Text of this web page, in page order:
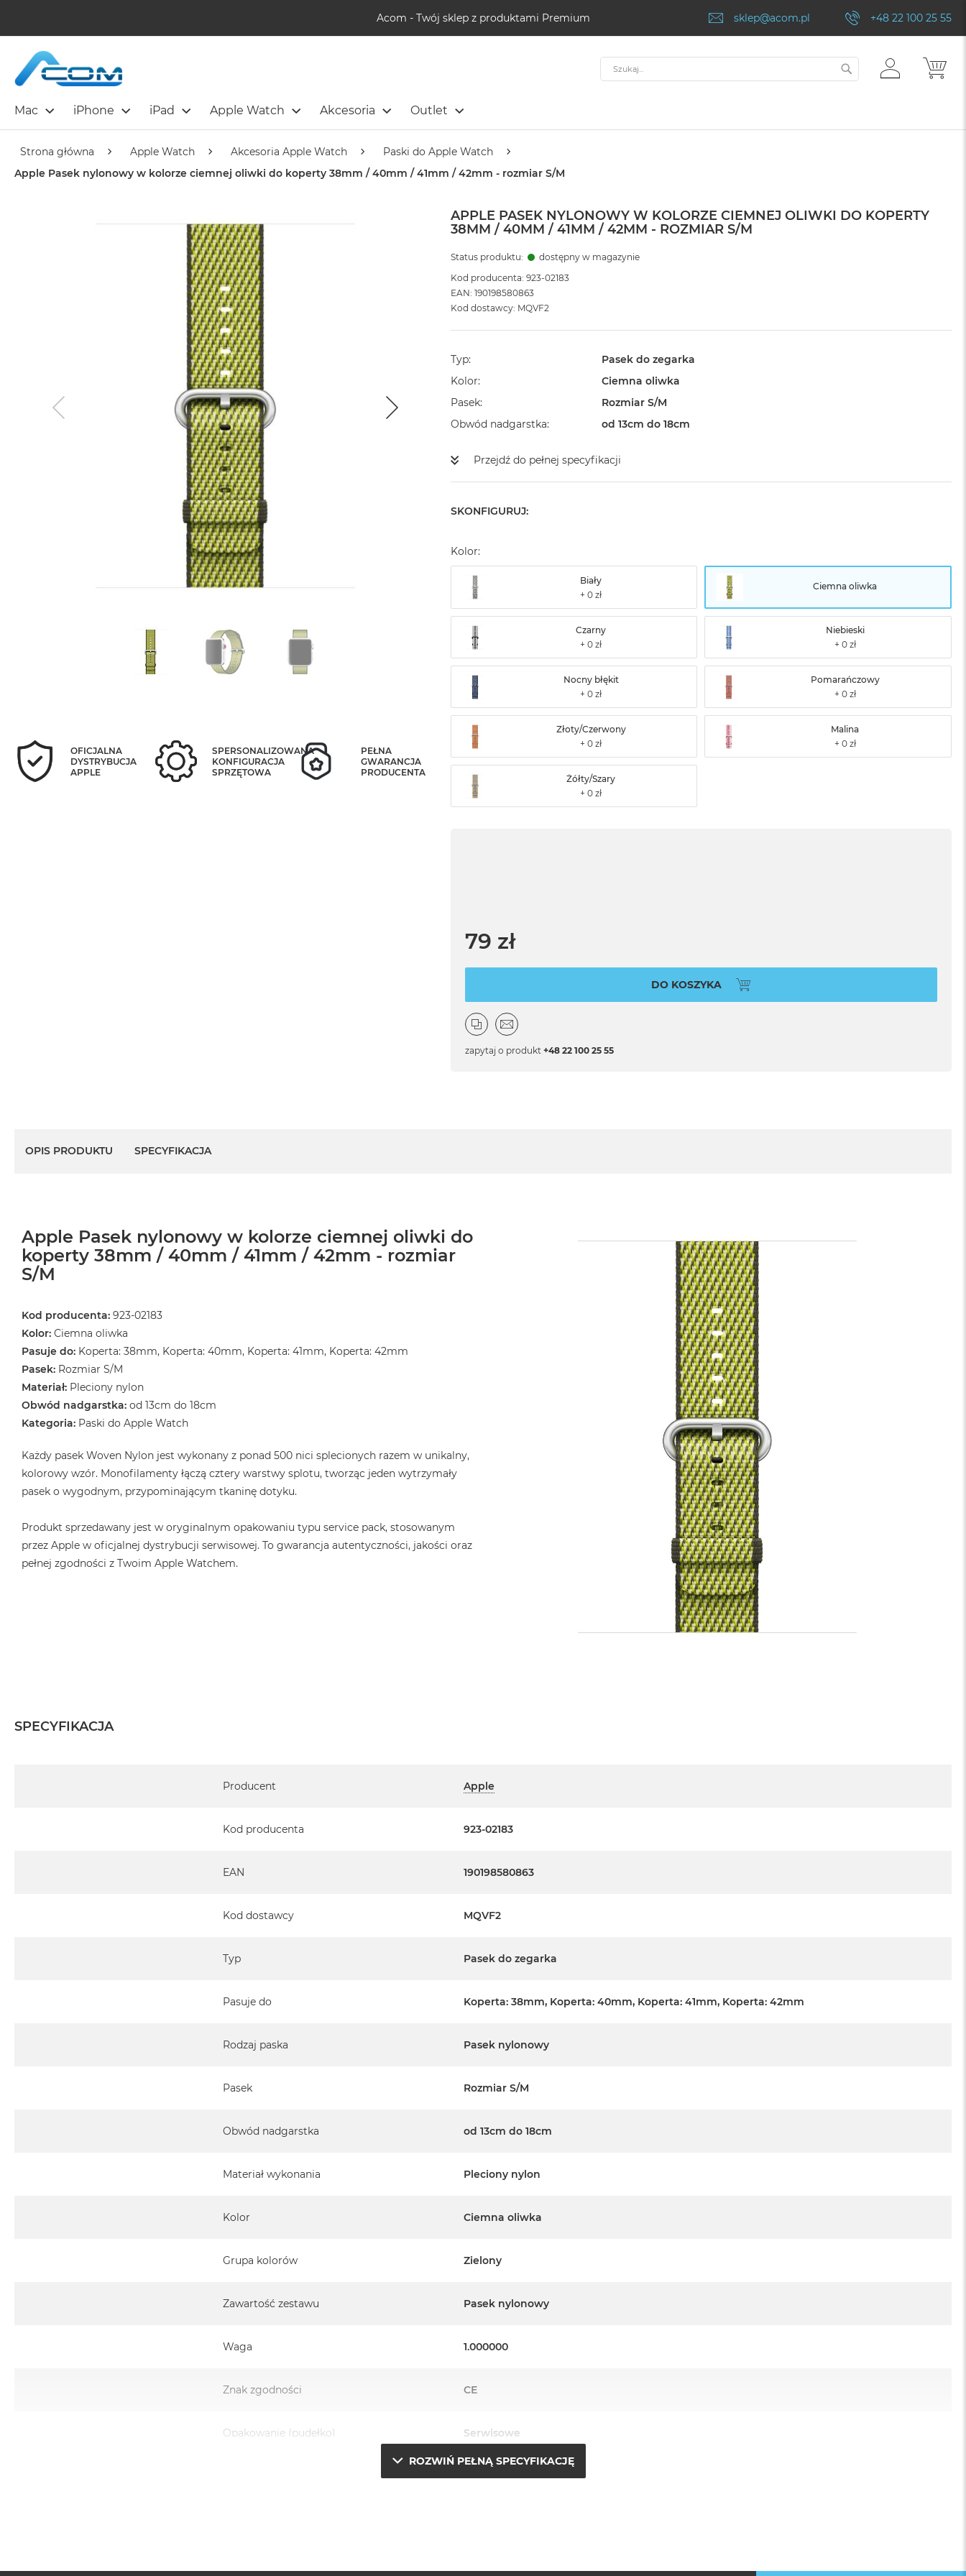
Acom - Twój sklep z produktami Premium sklep@acom.pl +48 22 100 25 55
Mac iPhone iPad Apple Watch Akcesoria Outlet
ZALOGUJ
SIĘ
Szukaj SZUKAJ
Strona główna Apple Watch Akcesoria Apple Watch
Paski do Apple Watch
Apple Pasek nylonowy w kolorze ciemnej oliwki do koperty 38mm / 40mm / 41mm / 42mm - rozmiar S/M
APPLE PASEK NYLONOWY W KOLORZE CIEMNEJ OLIWKI DO KOPERTY
38MM / 40MM / 41MM / 42MM - ROZMIAR S/M
Status produktu:
dostępny w magazynie
Kod producenta: 923-02183
EAN: 190198580863
Kod dostawcy: MQVF2
Typ
Pasek do zegarka
Kolor
Ciemna oliwka
Pasek
Rozmiar S/M
Obwód nadgarstka
od 13cm do 18cm
Przejdź do pełnej specyfikacji
SKONFIGURUJ:
Kolor:
Biały
Ciemna oliwka
Czarny Niebieski
Nocny błękit Pomarańczowy
Złoty/Czerwony Malina
Żółty/Szary
79 zł
DO KOSZYKA
zapytaj o produkt +48 22 100 25 55
OFICJALNA
DYSTRYBUCJA
APPLE
SPERSONALIZOWANA
KONFIGURACJA
SPRZĘTOWA
PEŁNA
GWARANCJA
PRODUCENTA
OPIS PRODUKTU SPECYFIKACJA
Apple Pasek nylonowy w kolorze ciemnej oliwki do
koperty 38mm / 40mm / 41mm / 42mm - rozmiar
S/M
Kod producenta: 923-02183
Kolor: Ciemna oliwka
Pasuje do: Koperta: 38mm, Koperta: 40mm, Koperta: 41mm, Koperta: 42mm
Pasek: Rozmiar S/M
Materiał: Pleciony nylon
Obwód nadgarstka: od 13cm do 18cm
Kategoria: Paski do Apple Watch
Każdy pasek Woven Nylon jest wykonany z ponad 500 nici splecionych razem w unikalny,
kolorowy wzór. Monofilamenty łączą cztery warstwy splotu, tworząc jeden wytrzymały
pasek o wygodnym, przypominającym tkaninę dotyku.
Produkt sprzedawany jest w oryginalnym opakowaniu typu service pack, stosowanym
przez Apple w oficjalnej dystrybucji serwisowej. To gwarancja autentyczności, jakości oraz
pełnej zgodności z Twoim Apple Watchem.
SPECYFIKACJA
Producent
Apple
Kod producenta 923-02183
EAN 190198580863
Kod dostawcy MQVF2
Typ Pasek do zegarka
Pasuje do Koperta: 38mm, Koperta: 40mm, Koperta: 41mm, Koperta: 42mm
Rodzaj paska Pasek nylonowy
Pasek Rozmiar S/M
Obwód nadgarstka od 13cm do 18cm
Materiał wykonania Pleciony nylon
Kolor Ciemna oliwka
Grupa kolorów Zielony
Zawartość zestawu Pasek nylonowy
Waga 1.000000
Znak zgodności CE
Opakowanie (pudełko) Serwisowe
ROZWIŃ PEŁNĄ SPECYFIKACJĘ